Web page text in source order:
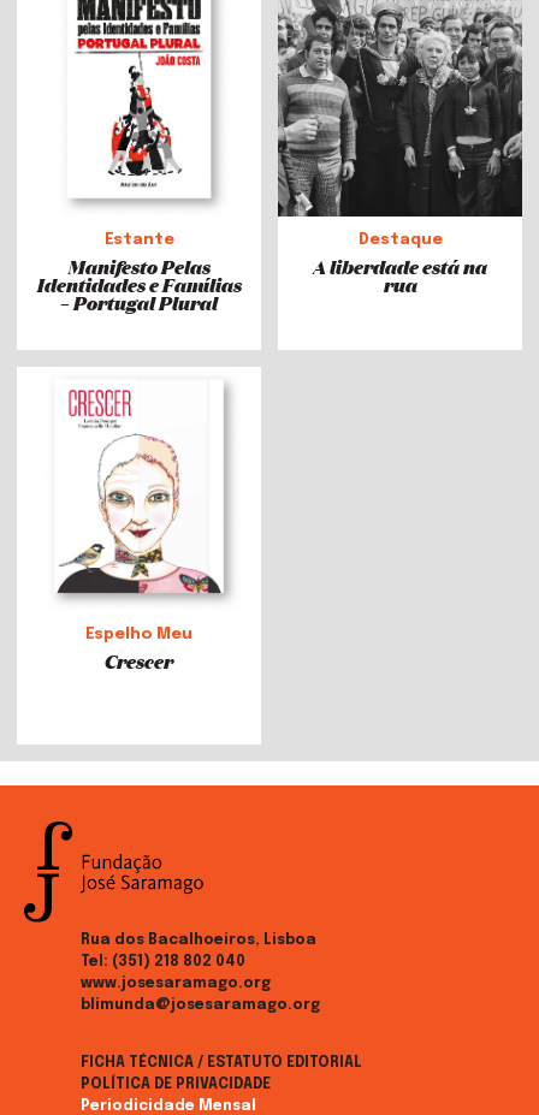
Estante
Manifesto Pelas
Identidades e Famílias
– Portugal Plural
Destaque
A liberdade está na
rua
Espelho Meu
Crescer
Rua dos Bacalhoeiros, Lisboa
Tel: (351) 218 802 040
www.josesaramago.org
blimunda@josesaramago.org
FICHA TÉCNICA / ESTATUTO EDITORIAL
POLÍTICA DE PRIVACIDADE
Periodicidade Mensal